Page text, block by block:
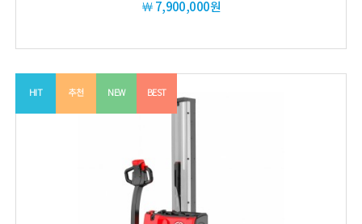
￦ 7,900,000원
HIT 추천 NEW BEST